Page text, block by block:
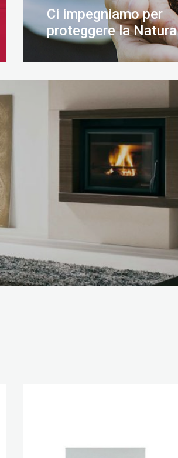
Ci impegniamo per
proteggere la Natura